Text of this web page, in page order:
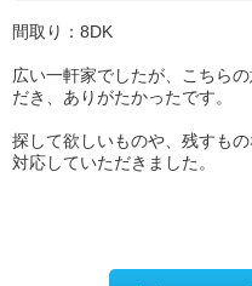
間取り：8DK
広い一軒家でしたが、こちら
だき、ありがたかったです。
探して欲しいものや、残すも
対応していただきました。